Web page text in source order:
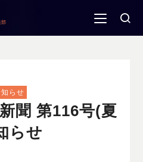
部
知らせ
聞 第116号(夏
らせ